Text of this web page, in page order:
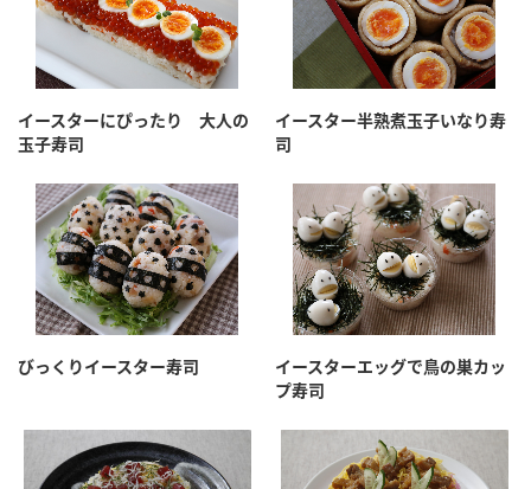
イースターにぴったり 大人の
玉子寿司
イースター半熟煮玉子いなり寿
司
びっくりイースター寿司
イースターエッグで鳥の巣カッ
プ寿司